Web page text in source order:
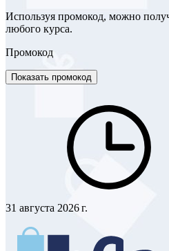
Используя промокод, можно
любого курса.
Промокод
Показать промокод
31 августа 2026 г.